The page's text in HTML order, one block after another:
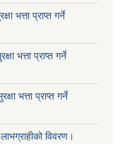
भत्ता प्राप्त गर्ने
भत्ता प्राप्त गर्ने
भत्ता प्राप्त गर्ने
विवरण।